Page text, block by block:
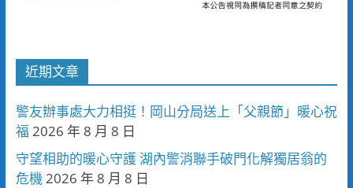
近期文章
警友辦事處大力相挺！岡山分局送上「父親節」暖心祝
福 2026 年 8 月 8 日
守望相助的暖心守護 湖內警消聯手破門化解獨居翁的
危機2026 年 8 月 8 日